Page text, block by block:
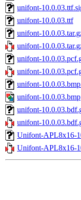
unifont-
unifont-10.0.03.ttf
unifont-
unifont-
unifont-
unifont-
unifont-
unifont-10.0.03.bmp
unifont-
unifont-
Unifont-APL8x16-
Unifont-APL8x16-